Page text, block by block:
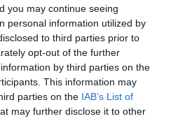
you may continue seeing
personal information utilized by
to third parties prior to
opt-out of the further
by third parties on the
This information may
parties on the IAB’s List of
may further disclose it to other
per 4
4 MOSTRA TARIFFE
al piano terra o al primo piano,
Quelli al primo piano dispongono
da ampio soggiorno/cucina con un
satellitare, connessione Wi-Fi a
privato con doccia.